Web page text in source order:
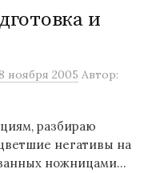
и
ноября 2005 Автор:
разбираю
негативы на
ножницами…